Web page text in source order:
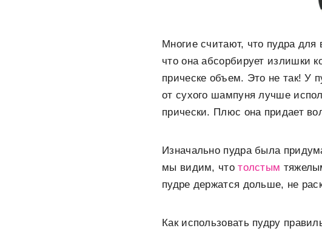
Многие считают, что пудра
что она абсорбирует излишки
прическе объем. Это не так! У
от сухого шампуня лучше
прически. Плюс она придает
Изначально пудра была
мы видим, чтотолстым
пудре держатся дольше, не
Как использовать пудру